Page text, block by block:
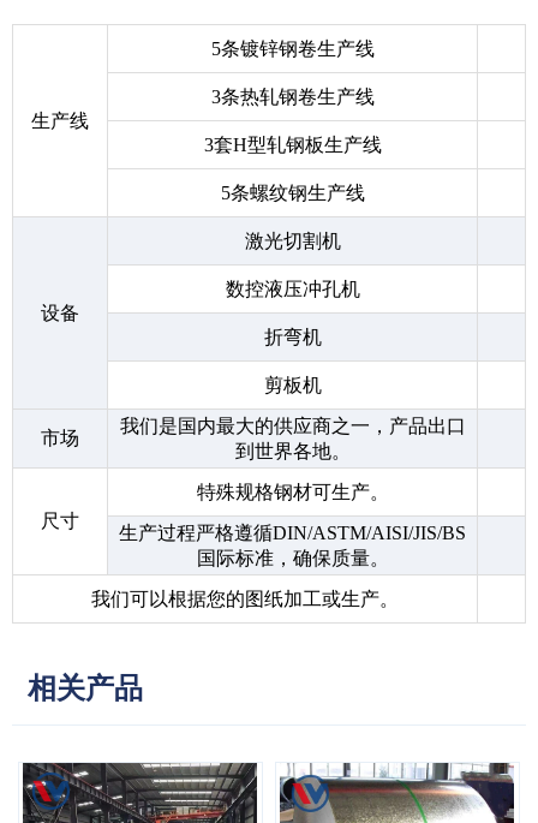
生产线
5条镀锌钢卷生产线
3条热轧钢卷生产线
3套H型轧钢板生产线
5条螺纹钢生产线
设备
激光切割机
数控液压冲孔机
折弯机
剪板机
市场
我们是国内最大的供应商之一，产品出口
到世界各地。
尺寸
特殊规格钢材可生产。
生产过程严格遵循DIN/ASTM/AISI/JIS/BS
国际标准，确保质量。
我们可以根据您的图纸加工或生产。
相关产品